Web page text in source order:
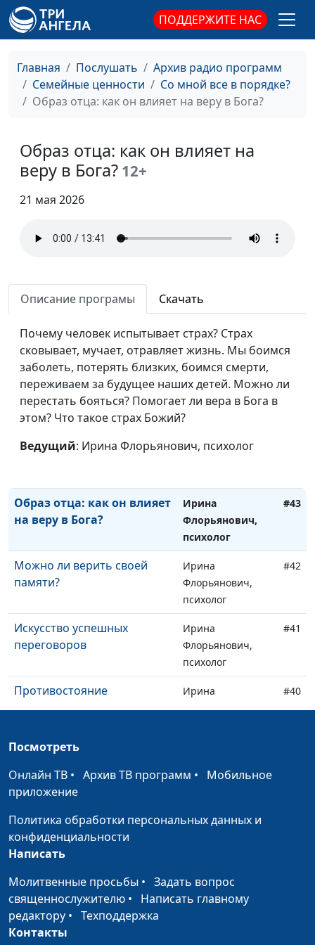
ПОДДЕРЖИТЕ НАС
Главная Послушать
Архив радио программ
Семейные ценности
Со мной все в порядке?
Образ отца: как он влияет на веру в Бога?
Образ отца: как он влияет на
веру в Бога? 12+
21 мая 2026
Описание програмы Скачать
Почему человек испытывает страх? Страх
сковывает, мучает, отравляет жизнь. Мы боимся
заболеть, потерять близких, боимся смерти,
переживаем за будущее наших детей. Можно ли
перестать бояться? Помогает ли вера в Бога в
этом? Что такое страх Божий?
Ведущий: Ирина Флорьянович, психолог
современное поколение
Флорьянович,
психолог
Как сомнения ведут к
настоящей вере
Ирина
Флорьянович,
психолог
пройти без потери?
Флорьянович,
психолог
всё?
публичных выступлений
Ирина
Флорьянович,
психолог
#46
Секреты успеха: навыки,
которые работают
Флорьянович,
психолог
Я — центр вселенной?
Ирина
Образ отца: как он влияет
на веру в Бога?
Ирина
Флорьянович,
психолог
#43
Можно ли верить своей
памяти?
Ирина
Флорьянович,
психолог
#42
Искусство успешных
переговоров
Ирина
Флорьянович,
психолог
#41
Противостояние
манипуляциям
Ирина
Флорьянович,
#40
Почему мы верим
нейросетям
Флорьянович,
Метод Сократа. Искусство
задавать вопросы
Ирина
Ошибки мышления: почему
очевидное — ложно?
Ирина
Флорьянович,
Умный обман: что это и как
Посмотреть
Онлайн ТВ • Архив ТВ программ • Мобильное
приложение
Политика обработки персональных данных и
конфиденциальности
Написать
Молитвенные просьбы • Задать вопрос
священнослужителю • Написать главному
редактору • Техподдержка
Контакты